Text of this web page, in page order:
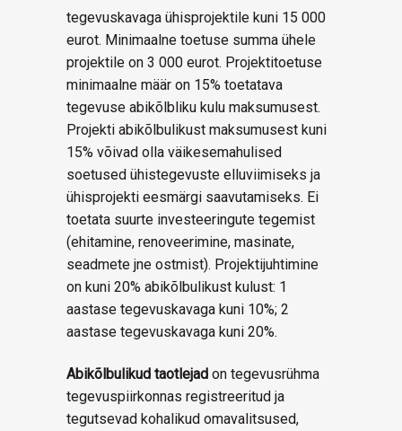
tegevuskavaga ühisprojektile kuni 15 000
eurot. Minimaalne toetuse summa ühele
projektile on 3 000 eurot. Projektitoetuse
minimaalne määr on 15% toetatava
tegevuse abikõlbliku kulu maksumusest.
Projekti abikõlbulikust maksumusest kuni
15% võivad olla väikesemahulised
soetused ühistegevuste elluviimiseks ja
ühisprojekti eesmärgi saavutamiseks. Ei
toetata suurte investeeringute tegemist
(ehitamine, renoveerimine, masinate,
seadmete jne ostmist). Projektijuhtimine
on kuni 20% abikõlbulikust kulust: 1
aastase tegevuskavaga kuni 10%; 2
aastase tegevuskavaga kuni 20%.
Abikõlbulikud taotlejad on tegevusrühma
tegevuspiirkonnas registreeritud ja
tegutsevad kohalikud omavalitsused,